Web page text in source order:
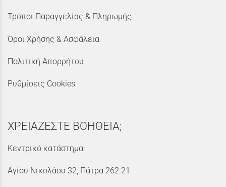
Τρόποι Παραγγελίας & Πληρωμής
Όροι Χρήσης & Ασφάλεια
Πολιτική Απορρήτου
Ρυθμίσεις Cookies
ΧΡΕΙΑΖΕΣΤΕ ΒΟΗΘΕΙΑ;
Κεντρικό κατάστημα:
Αγίου Νικολάου 32, Πάτρα 262 21